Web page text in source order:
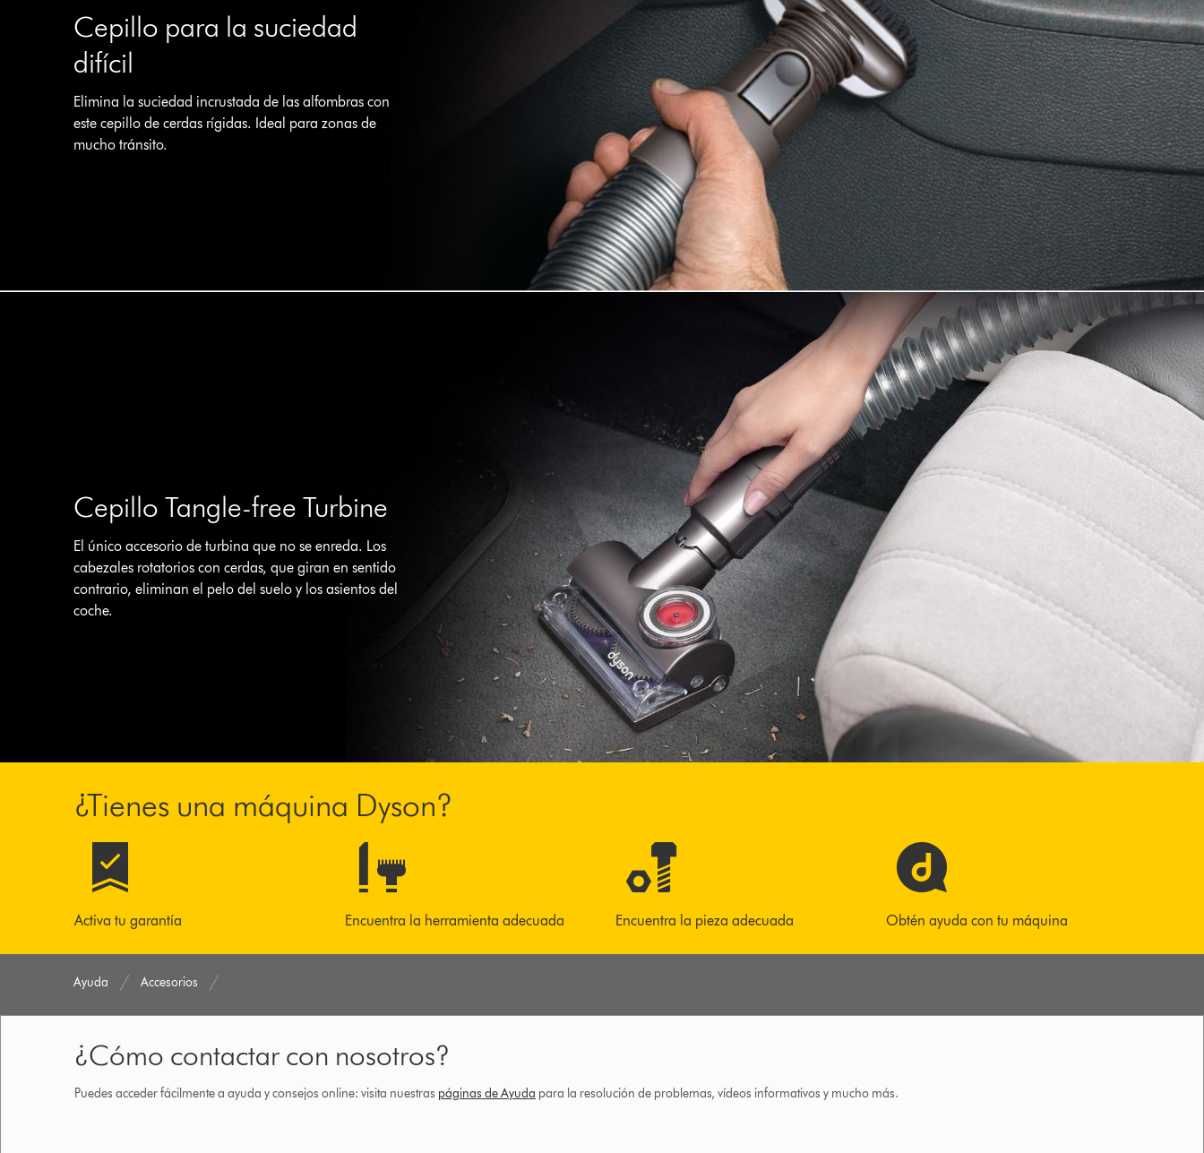
Cepillo para la suciedad
difícil
Elimina la suciedad incrustada de las alfombras con
este cepillo de cerdas rígidas. Ideal para zonas de
mucho tránsito.
Cepillo Tangle-free Turbine
El único accesorio de turbina que no se enreda. Los
cabezales rotatorios con cerdas, que giran en sentido
contrario, eliminan el pelo del suelo y los asientos del
coche.
¿Tienes una máquina Dyson?
Activa tu garantía Encuentra la herramienta adecuada Encuentra la pieza adecuada Obtén ayuda con tu máquina
Ayuda Accesorios
¿Cómo contactar con nosotros?
Puedes acceder fácilmente a ayuda y consejos online: visita nuestras páginas de Ayuda para la resolución de problemas, vídeos informativos y mucho más.